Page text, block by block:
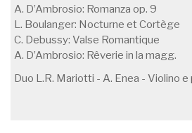
A. D’Ambrosio: Romanza op. 9
L. Boulanger: Nocturne et Cortège
C. Debussy: Valse Romantique
A. D’Ambrosio: Rêverie in la magg.
Duo L.R. Mariotti - A. Enea - Violino